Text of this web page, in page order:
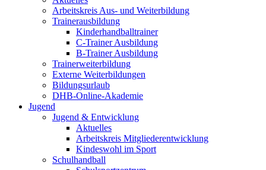
Arbeitskreis Aus- und Weiterbildung
Trainerausbildung
Kinderhandballtrainer
C-Trainer Ausbildung
B-Trainer Ausbildung
Trainerweiterbildung
Externe Weiterbildungen
Bildungsurlaub
DHB-Online-Akademie
Jugend
Jugend & Entwicklung
Aktuelles
Arbeitskreis Mitgliederentwicklung
Kindeswohl im Sport
Schulhandball